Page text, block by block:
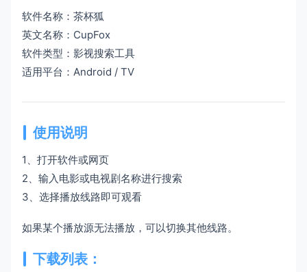
软件名称：茶杯狐
英文名称：CupFox
软件类型：影视搜索工具
适用平台：Android / TV
使用说明
1、打开软件或网页
2、输入电影或电视剧名称进行搜索
3、选择播放线路即可观看
如果某个播放源无法播放，可以切换其他线路。
下载列表：